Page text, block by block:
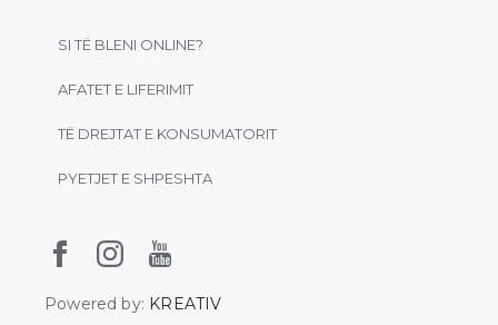
SI TË BLENI ONLINE?
AFATET E LIFERIMIT
TË DREJTAT E KONSUMATORIT
PYETJET E SHPESHTA
Powered by: KREATIV